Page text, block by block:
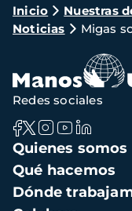
Ruta
de
navegación
Inicio Nuestras
Noticias
Migas
Navegación
principal
Quienes somos
Qué hacemos
Dónde
Redes sociales